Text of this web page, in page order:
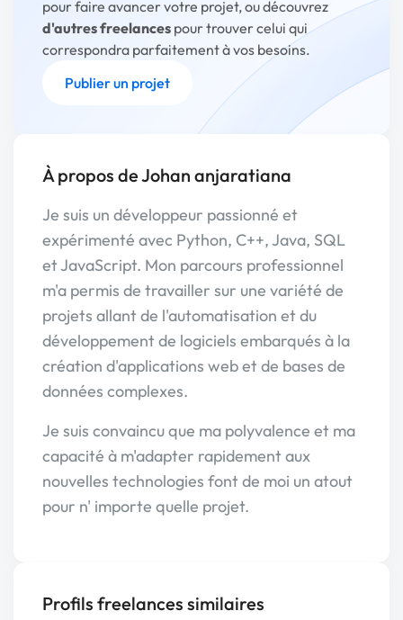
pour faire avancer votre projet, ou découvrez
d'autres freelances pour trouver celui qui
correspondra parfaitement à vos besoins.
Publier un projet
À propos de Johan anjaratiana
Je suis un développeur passionné et
expérimenté avec Python, C++, Java, SQL
et JavaScript. Mon parcours professionnel
m'a permis de travailler sur une variété de
projets allant de l'automatisation et du
développement de logiciels embarqués à la
création d'applications web et de bases de
données complexes.
Je suis convaincu que ma polyvalence et ma
capacité à m'adapter rapidement aux
nouvelles technologies font de moi un atout
pour n' importe quelle projet.
Profils freelances similaires